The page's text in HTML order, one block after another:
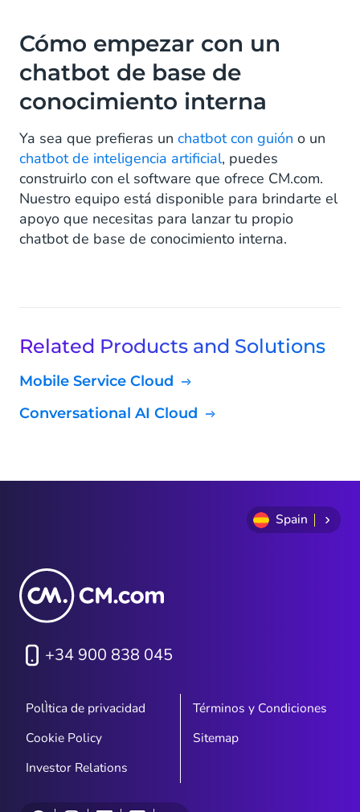
Cómo empezar con un
chatbot de base de
conocimiento interna
Ya sea que prefieras un chatbot con guión o un
chatbot de inteligencia artificial, puedes
construirlo con el software que ofrece CM.com.
Nuestro equipo está disponible para brindarte el
apoyo que necesitas para lanzar tu propio
chatbot de base de conocimiento interna.
Related Products and Solutions
Mobile Service Cloud
Conversational AI Cloud
Spain
+34 900 838 045
PolÌtica de privacidad
Términos y Condiciones
Cookie Policy
Sitemap
Investor Relations